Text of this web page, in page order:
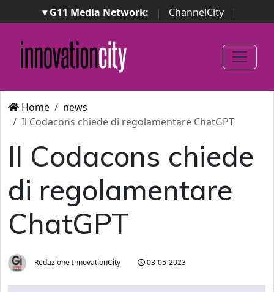
▾ G11 Media Network: | ChannelCity
|
ImpresaCity | SecurityOpenLab | Italian Channel
Awards
Italian Project Awards
Italian Security
Awards
Home
news
Il Codacons chiede di regolamentare ChatGPT
Il Codacons chiede
di regolamentare
ChatGPT
Redazione InnovationCity 03-05-2023